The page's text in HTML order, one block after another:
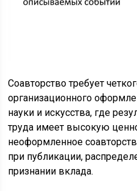
Соавторство требует
организационного
науки и искусства, где
труда имеет высокую
неоформленное
при публикации,
признании вклада.